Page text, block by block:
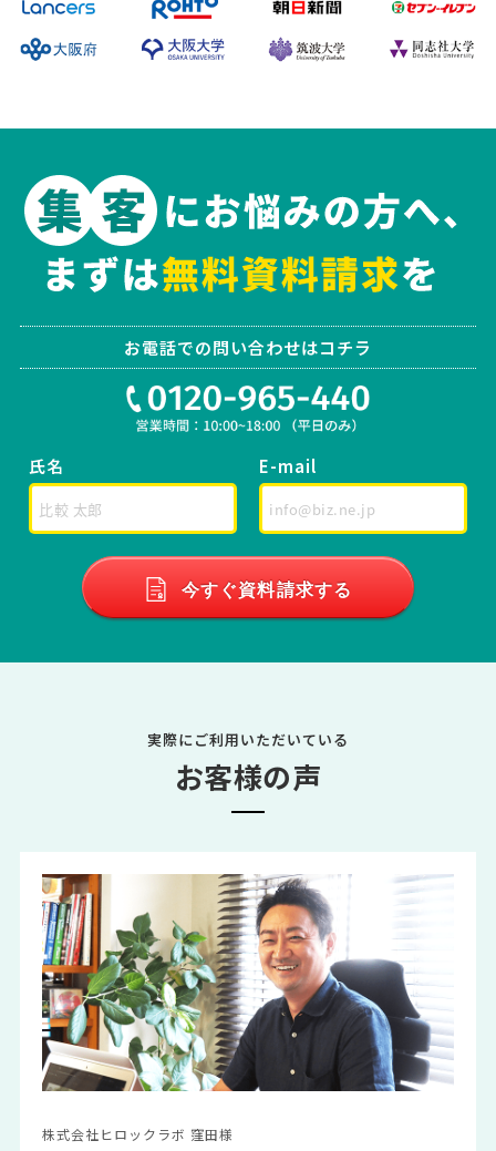
お電話での問い合わせはコチラ
氏名 E-mail
今すぐ資料請求する
実際にご利用いただいている
お客様の声
株式会社ヒロックラボ 窪田様